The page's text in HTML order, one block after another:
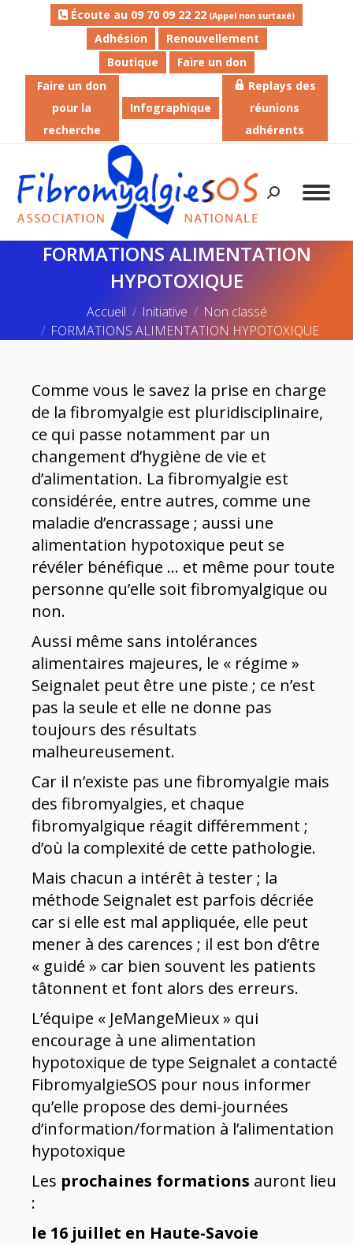
Écoute au 09 70 09 22 22 (Appel non surtaxé)
Adhésion
Renouvellement
Boutique
Faire un don
Faire un don
pour la
recherche
Infographique
Replays des
réunions
adhérents
Recherche
FORMATIONS ALIMENTATION
HYPOTOXIQUE
Vous êtes ici :
Accueil Initiative
Non classé
FORMATIONS ALIMENTATION HYPOTOXIQUE
Comme vous le savez la prise en charge
de la fibromyalgie est pluridisciplinaire,
ce qui passe notamment par un
changement d’hygiène de vie et
d’alimentation. La fibromyalgie est
considérée, entre autres, comme une
maladie d’encrassage ; aussi une
alimentation hypotoxique peut se
révéler bénéfique … et même pour toute
personne qu’elle soit fibromyalgique ou
non.
Aussi même sans intolérances
alimentaires majeures, le « régime »
Seignalet peut être une piste ; ce n’est
pas la seule et elle ne donne pas
toujours des résultats
malheureusement.
Car il n’existe pas une fibromyalgie mais
des fibromyalgies, et chaque
fibromyalgique réagit différemment ;
d’où la complexité de cette pathologie.
Mais chacun a intérêt à tester ; la
méthode Seignalet est parfois décriée
car si elle est mal appliquée, elle peut
mener à des carences ; il est bon d’être
« guidé » car bien souvent les patients
tâtonnent et font alors des erreurs.
L’équipe « JeMangeMieux » qui
encourage à une alimentation
hypotoxique de type Seignalet a contacté
FibromyalgieSOS pour nous informer
qu’elle propose des demi-journées
d’information/formation à l’alimentation
hypotoxique
Les prochaines formations auront lieu
:
le 16 juillet en Haute-Savoie